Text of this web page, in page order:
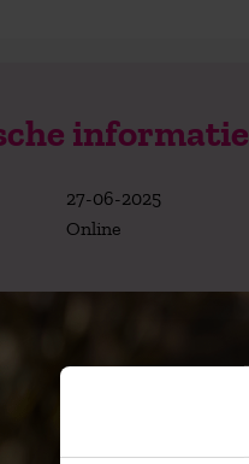
informatie
27-06-2025
Online